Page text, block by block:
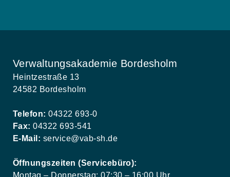
Verwaltungsakademie Bordesholm
Heintzestraße 13
24582 Bordesholm
Telefon: 04322 693-0
Fax: 04322 693-541
E-Mail: service@vab-sh.de
Öffnungszeiten (Servicebüro):
Montag – Donnerstag: 07:30 – 16:00 Uhr